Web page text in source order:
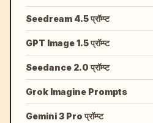
Seedream 4.5 प्रॉम्प्ट
GPT Image 1.5 प्रॉम्प्ट
Seedance 2.0 प्रॉम्प्ट
Grok Imagine Prompts
Gemini 3 Pro प्रॉम्प्ट